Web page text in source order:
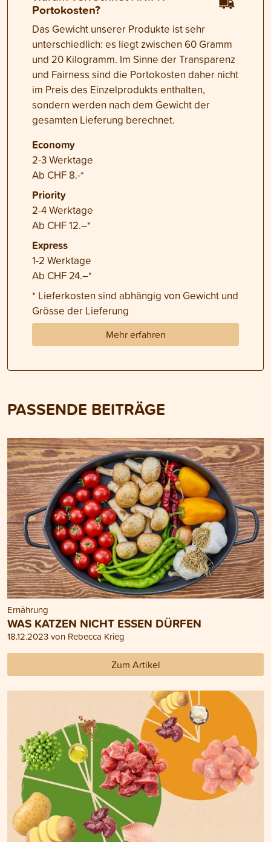
Portokosten?
Das Gewicht unserer Produkte ist sehr
unterschiedlich: es liegt zwischen 60 Gramm
und 20 Kilogramm. Im Sinne der Transparenz
und Fairness sind die Portokosten daher nicht
im Preis des Einzelprodukts enthalten,
sondern werden nach dem Gewicht der
gesamten Lieferung berechnet.
Economy
2-3 Werktage
Ab CHF 8.-*
Priority
2-4 Werktage
Ab CHF 12.–*
Express
1-2 Werktage
Ab CHF 24.–*
* Lieferkosten sind abhängig von Gewicht und
Grösse der Lieferung
Mehr erfahren
PASSENDE BEITRÄGE
Ernährung
WAS KATZEN NICHT ESSEN DÜRFEN
18.12.2023 von Rebecca Krieg
Zum Artikel